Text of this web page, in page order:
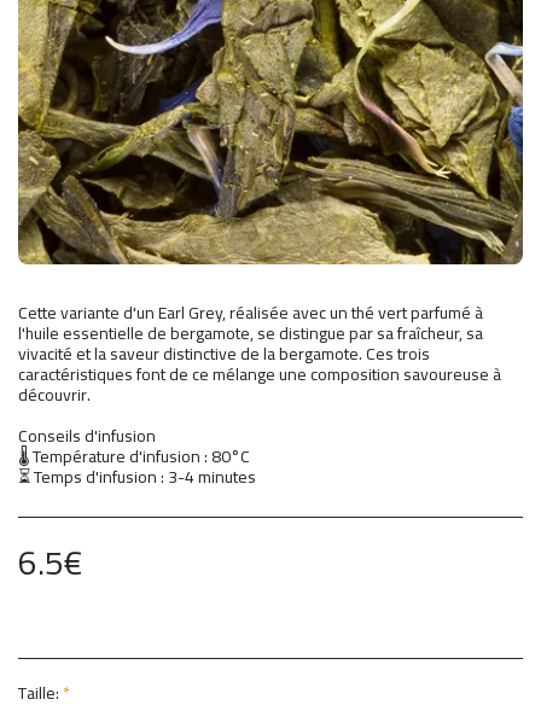
Cette variante d'un Earl Grey, réalisée avec un thé vert parfumé à
l'huile essentielle de bergamote, se distingue par sa fraîcheur, sa
vivacité et la saveur distinctive de la bergamote. Ces trois
caractéristiques font de ce mélange une composition savoureuse à
découvrir.
Conseils d'infusion
🌡 Température d'infusion : 80°C
⏳ Temps d'infusion : 3-4 minutes
6.5€
Taille:*